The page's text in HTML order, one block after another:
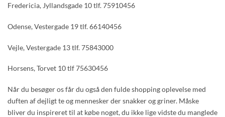
Fredericia, Jyllandsgade 10 tlf. 75910456
Odense, Vestergade 19 tlf. 66140456
Vejle, Vestergade 13 tlf. 75843000
Horsens, Torvet 10 tlf 75630456
Når du besøger os får du også den fulde shopping oplevelse med
duften af dejligt te og mennesker der snakker og griner. Måske
bliver du inspireret til at købe noget, du ikke lige vidste du manglede